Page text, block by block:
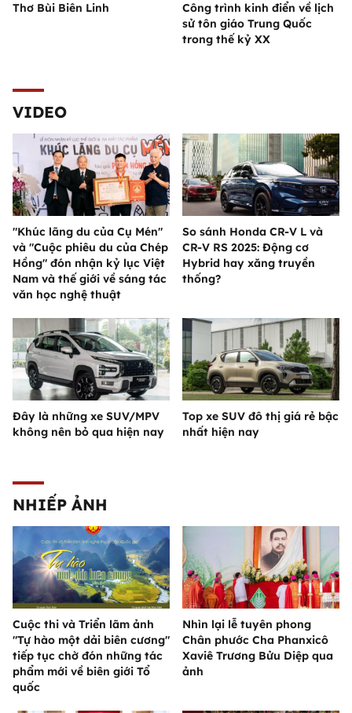
Thơ Bùi Biên Linh
Công trình kinh điển về lịch
sử tôn giáo Trung Quốc
trong thế kỷ XX
VIDEO
"Khúc lãng du của Cụ Mén"
và "Cuộc phiêu du của Chép
Hồng" đón nhận kỷ lục Việt
Nam và thế giới về sáng tác
văn học nghệ thuật
So sánh Honda CR-V L và
CR-V RS 2025: Động cơ
Hybrid hay xăng truyền
thống?
Đây là những xe SUV/MPV
không nên bỏ qua hiện nay
Top xe SUV đô thị giá rẻ bậc
nhất hiện nay
NHIẾP ẢNH
Cuộc thi và Triển lãm ảnh
"Tự hào một dải biên cương"
tiếp tục chờ đón những tác
phẩm mới về biên giới Tổ
quốc
Nhìn lại lễ tuyên phong
Chân phước Cha Phanxicô
Xaviê Trương Bửu Diệp qua
ảnh